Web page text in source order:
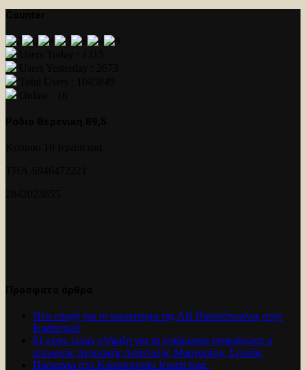
Νέα εποχή για το καταστημα της ΑΒ Βασιλόπουλος στην
Ιεράπετρα!
61 εκατ. ευρώ στήριξη για τα λιπάσματα ανακοίνωσε ο
υπουργός Αγροτικής Ανάπτυξης Μαργαρίτης Σχοινάς
Πυρκαγια στο Κουτσουναρι Ιεραπετρας.